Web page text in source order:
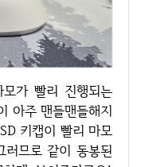
아주 맨들맨들해지
키캡이 빨리 마모
므로 같이 동봉된